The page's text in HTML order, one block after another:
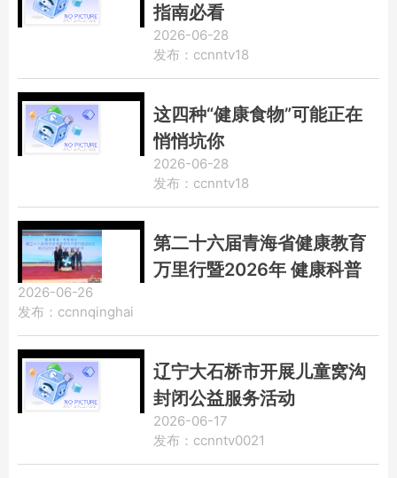
指南必看
2026-06-28
发布：ccnntv18
这四种“健康食物”可能正在
悄悄坑你
2026-06-28
发布：ccnntv18
第二十六届青海省健康教育
万里行暨2026年 健康科普
2026-06-26
发布：ccnnqinghai
辽宁大石桥市开展儿童窝沟
封闭公益服务活动
2026-06-17
发布：ccnntv0021